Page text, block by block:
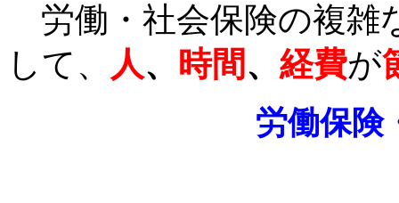
労働・社会保険の複雑
して、
人、 時間、 経費が
労働保険